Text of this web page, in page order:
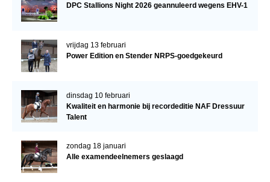
DPC Stallions Night 2026 geannuleerd wegens EHV-1
vrijdag 13 februari
Power Edition en Stender NRPS-goedgekeurd
dinsdag 10 februari
Kwaliteit en harmonie bij recordeditie NAF Dressuur
Talent
zondag 18 januari
Alle examendeelnemers geslaagd